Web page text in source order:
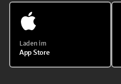
Laden im
App Store